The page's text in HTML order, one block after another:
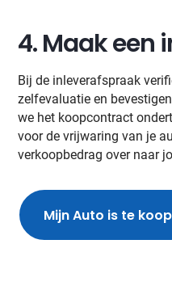
4. Maak een
Bij de inleverafspraak
zelfevaluatie en
we het koopcontract
voor de vrijwaring van je
verkoopbedrag over naar
Mijn Auto is te koop